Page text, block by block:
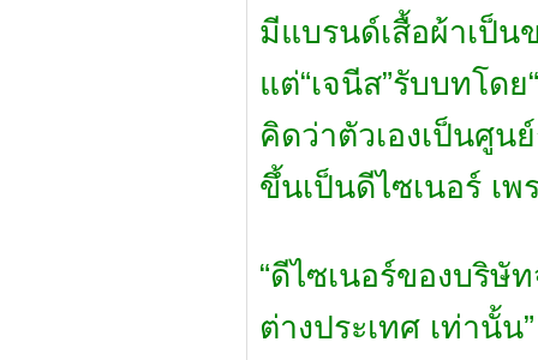
มีแบรนด์เสื้อผ้าเป็น
แต่“เจนีส”รับบทโด
คิดว่าตัวเองเป็นศูน
ขึ้นเป็นดีไซเนอร์ เ
“ดีไซเนอร์ของบริษั
ต่างประเทศ เท่านั้